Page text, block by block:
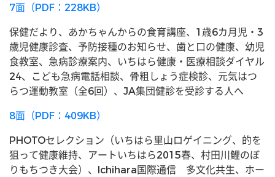
7面（PDF：228KB）
保健だより、あかちゃんからの食育講座、1歳6カ月児・3
歳児健康診査、予防接種のお知らせ、歯と口の健康、幼児
食教室、急病診療案内、いちはら健康・医療相談ダイヤル
24、こども急病電話相談、骨粗しょう症検診、元気はつ
らつ運動教室（全6回）、JA集団健診を受診する人へ
8面（PDF：409KB）
PHOTOセレクション（いちはら里山ロゲイニング、的を
狙って健康維持、アートいちはら2015春、村田川鯉のぼ
りもちつき大会）、Ichihara国際通信 多文化共生、ホー